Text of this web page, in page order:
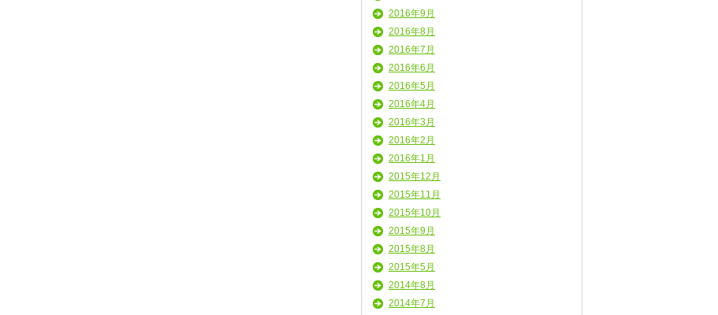
2016年9月
2016年8月
2016年7月
2016年6月
2016年5月
2016年4月
2016年3月
2016年2月
2016年1月
2015年12月
2015年11月
2015年10月
2015年9月
2015年8月
2015年5月
2014年8月
2014年7月